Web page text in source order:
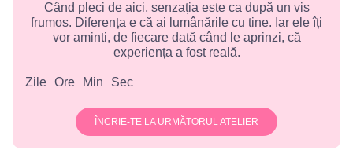
Când pleci de aici, senzația este ca după un vis
frumos. Diferența e că ai lumânările cu tine. Iar ele îți
vor aminti, de fiecare dată când le aprinzi, că
experiența a fost reală.
Zile Ore Min Sec
ÎNCRIE-TE LA URMĂTORUL ATELIER